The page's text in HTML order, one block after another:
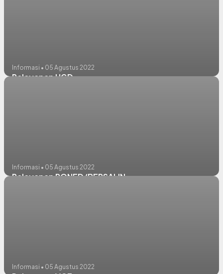
Informasi • 05 Agustus 2022
Pelayanan UGD
Informasi • 05 Agustus 2022
Pelayanan PONED/BERSALIN
Informasi • 05 Agustus 2022